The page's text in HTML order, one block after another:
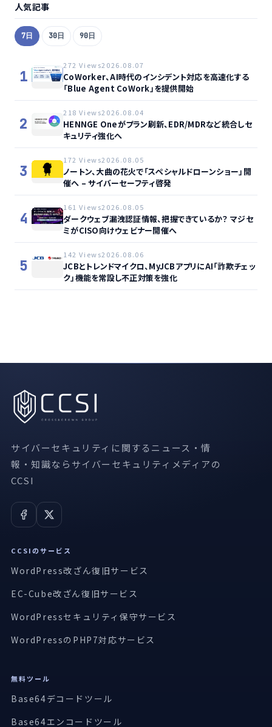
人気記事
7日 30日 90日
1
272 Views2026.08.07
CoWorker、AI時代のインシデント対応を高速化する
「Blue Agent CoWork」を提供開始
2
218 Views2026.08.04
HENNGE Oneがプラン刷新、EDR/MDRなど統合しセ
キュリティ強化へ
3
172 Views2026.08.05
ノートン、大曲の花火で「スペシャルドローンショー」開
催へ – サイバーセーフティ啓発
4
161 Views2026.08.05
ダークウェブ漏洩認証情報、把握できているか？ マジセ
ミがCISO向けウェビナー開催へ
5
142 Views2026.08.06
JCBとトレンドマイクロ、MyJCBアプリにAI「詐欺チェッ
ク」機能を常設し不正対策を強化
サイバーセキュリティに関するニュース・情
報・知識ならサイバーセキュリティメディアの
CCSI
CCSIのサービス
WordPress改ざん復旧サービス
EC-Cube改ざん復旧サービス
WordPressセキュリティ保守サービス
WordPressのPHP7対応サービス
無料ツール
Base64デコードツール
Base64エンコードツール